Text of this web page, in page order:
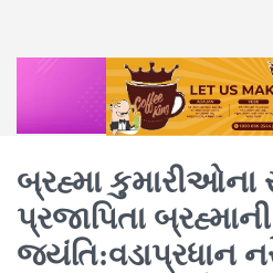
બ્રહ્મા કુમારીઓના
પ્રજાપિતા
જયંતિ:વડાપ્રધાન